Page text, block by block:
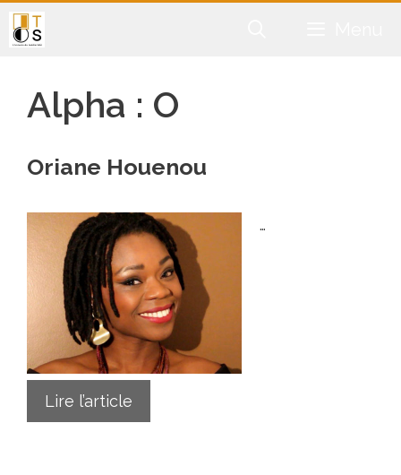
Aller
au
Alpha : O
Oriane Houenou
…
Lire l’article